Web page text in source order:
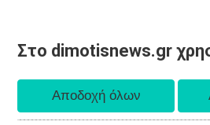
Στο dimotisnews.gr